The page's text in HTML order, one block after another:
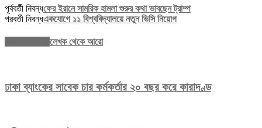
পূর্ববর্তী নিবন্ধফের ইরানে সামরিক হামলা শুরুর কথা ভাবছেন ট্রাম্প
পরবর্তী নিবন্ধএকযোগে ১১ বিশ্ববিদ্যালয়ে নতুন ভিসি নিয়োগ
লেখক থেকে আরো
ঢাকা ব্যাংকের সাবেক চার কর্মকর্তার ২০ বছর করে কারাদণ্ড